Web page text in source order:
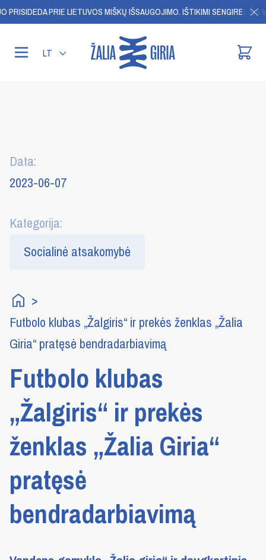
PRIE LIETUVOS MIŠKŲ IŠSAUGOJIMO.IŠTIKIMI SENGIREI. ŠIS
LT
Data:
2023-06-07
Kategorija:
Socialinė atsakomybė
Futbolo klubas „Žalgiris“ ir prekės ženklas „Žalia
Giria“ pratęsė bendradarbiavimą
Futbolo klubas
„Žalgiris“ ir prekės
ženklas „Žalia Giria“
pratęsė
bendradarbiavimą